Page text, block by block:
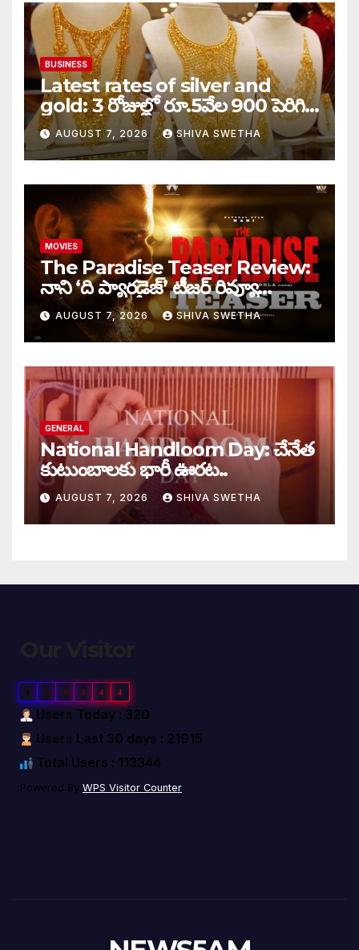
BUSINESS
Latest rates of silver and
gold: 3 రోజుల్లో రూ.5వేల 900 పెరిగిన
తులం గోల్డ్…
AUGUST 7, 2026 SHIVA SWETHA
MOVIES
The Paradise Teaser Review:
నాని ‘ది ప్యారడైజ్’ టీజర్ రివ్యూ…
AUGUST 7, 2026 SHIVA SWETHA
GENERAL
National Handloom Day: చేనేత
కుటుంబాలకు భారీ ఊరట..
AUGUST 7, 2026 SHIVA SWETHA
1 1 3 3 4 4
Users Today : 320
Users Last 30 days : 21915
Total Users : 113344
Powered By WPS Visitor Counter